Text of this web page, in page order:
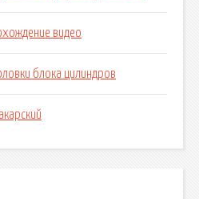
видео
блока цилиндров